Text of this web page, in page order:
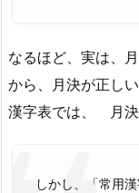
なるほど、実は、
から、月決が正し
漢字表では、 月
しかし、「常用